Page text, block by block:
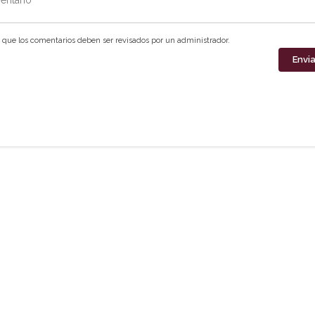
que los comentarios deben ser revisados por un administrador.